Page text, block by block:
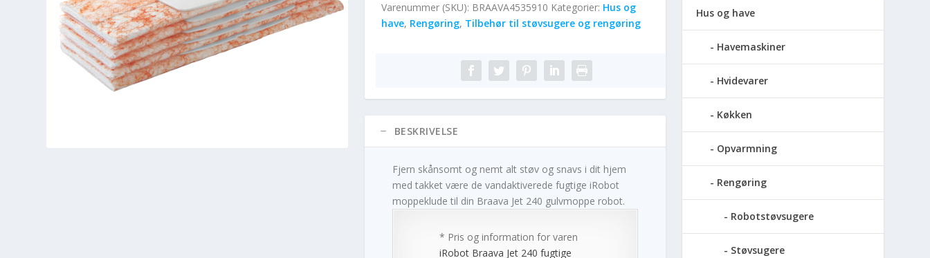
Varenummer (SKU): BRAAVA4535910 Kategorier: Hus og
have, Rengøring, Tilbehør til støvsugere og rengøring
BESKRIVELSE
Fjern skånsomt og nemt alt støv og snavs i dit hjem
med takket være de vandaktiverede fugtige iRobot
moppeklude til din Braava Jet 240 gulvmoppe robot.
* Pris og information for varen
iRobot Braava Jet 240 fugtige
Hus og have
Havemaskiner
Hvidevarer
Køkken
Opvarmning
Rengøring
Robotstøvsugere
Støvsugere